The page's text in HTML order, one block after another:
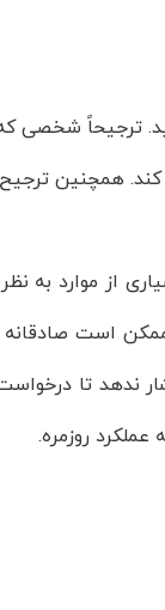
ترجیحاً شخصی
کند. همچنین
از موارد به
است
تا
روزمره.